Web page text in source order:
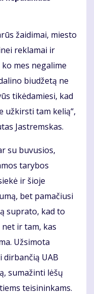
žaidimai, miesto
reklamai ir
mes negalime
biudžetą ne
tikėdamiesi, kad
užkirsti tam kelią“,
Jastremskas.
su buvusios,
tarybos
ir šioje
bet pamačiusi
suprato, kad to
ir tam, kas
Užsimota
UAB
sumažinti lėšų
teisininkams.